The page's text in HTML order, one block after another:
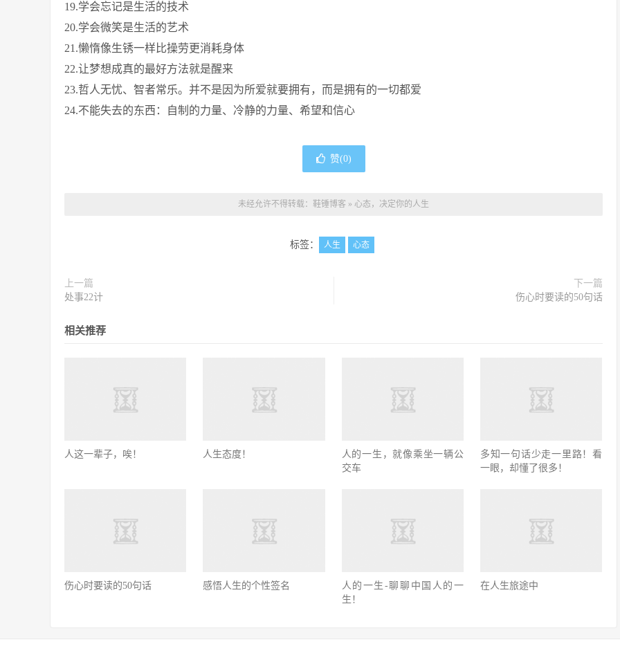
19.学会忘记是生活的技术
20.学会微笑是生活的艺术
21.懒惰像生锈一样比操劳更消耗身体
22.让梦想成真的最好方法就是醒来
23.哲人无忧、智者常乐。并不是因为所爱就要拥有，而是拥有的一切都爱
24.不能失去的东西：自制的力量、冷静的力量、希望和信心
赞(0)
未经允许不得转载： 鞋锤博客 » 心态，决定你的人生
标签： 人生 心态
上一篇
处事22计
下一篇
伤心时要读的50句话
相关推荐
人这一辈子，唉！ 人生态度！
人的一生，就像乘坐一辆公
交车
多知一句话少走一里路！看
一眼，却懂了很多！
伤心时要读的50句话 感悟人生的个性签名
人的一生-聊聊中国人的一
生！
在人生旅途中